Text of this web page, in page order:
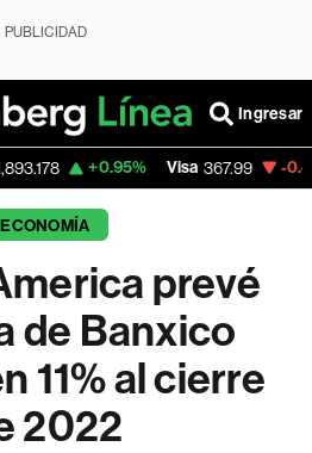
PUBLICIDAD
Ingresar
Visa 367.99 -0.43%
ECONOMÍA
prevé
de Banxico
11% al cierre
2022